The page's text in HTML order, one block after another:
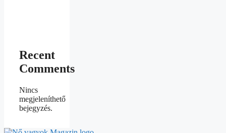
Recent
Comments
Nincs
megjeleníthető
bejegyzés.